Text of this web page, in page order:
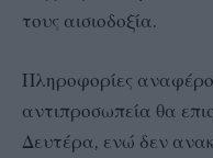
τους αισιοδοξία.
Πληροφορίες
αντιπροσωπεία θα
Δευτέρα, ενώ δεν